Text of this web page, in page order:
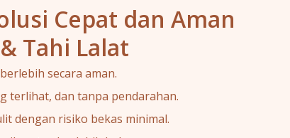
Cepat dan Aman
Tahi Lalat
secara aman.
terlihat, dan tanpa pendarahan.
dengan risiko bekas minimal.